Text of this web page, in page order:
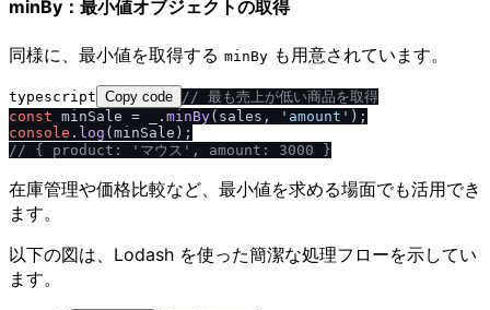
minBy：最小値オブジェクトの取得
同様に、最小値を取得する minBy も用意されています。
typescript Copy code / / 最も売上が低い商品を取得
const minSale = _. minBy(sales, 'amount'
console . log
/ / { product: 'マウス', amount: 3000 }
在庫管理や価格比較など、最小値を求める場面でも活用でき
ます。
以下の図は、Lodash を使った簡潔な処理フローを示してい
ます。